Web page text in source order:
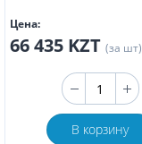
Цена:
66 435 KZT (за шт)
В корзину